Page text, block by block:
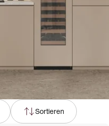
Sortieren